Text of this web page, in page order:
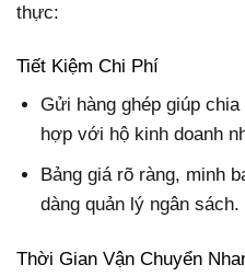
thực:
Tiết Kiệm Chi Phí
Gửi hàng ghép giúp
hợp với hộ kinh doanh
Bảng giá rõ ràng, minh
dàng quản lý ngân sách.
Thời Gian Vận Chuyển